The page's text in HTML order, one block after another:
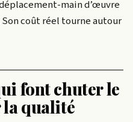
main d’œuvre
coût réel tourne autour
font chuter le
la qualité